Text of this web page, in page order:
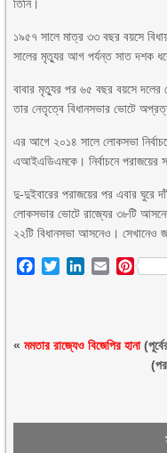
তিনি।
১৯৫৭ সালে মাত্র ৩৩ বছর বয়সে
সালের মৃতু্যর আগ পর্যন্ত সাত দশক
বাবার মৃত্যুর পর ৬৫ বছর বয়সে দলের
তার নেতৃত্বে বিধানসভার ভোটে
এর আগে ২০১৪ সালে লোকসভা
এআইএডিএমকে। নির্বাচনে পরাজয়ের
দু-দুইবারের পরাজয়ের পর এবার ঘুরে
লোকসভার ভোটে রাজ্যের ৩৮টি
২২টি বিধানসভা আসনেও। সেখানেও
Facebook
TwitterLinkedIn
Email
«মমতার রাজ্যেও বিজেপির হানা